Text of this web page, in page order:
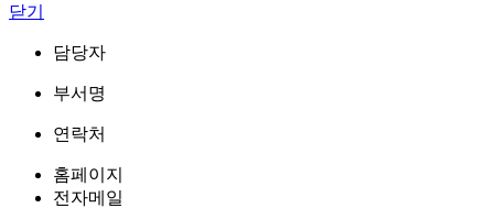
닫기
담당자
부서명
연락처
홈페이지
전자메일